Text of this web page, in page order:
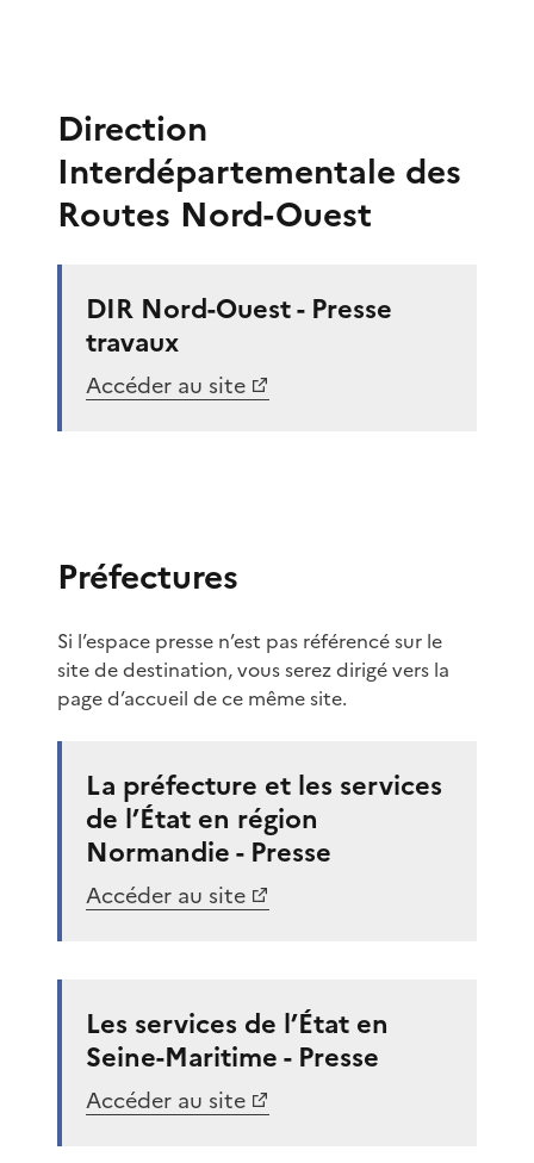
Direction
Interdépartementale des
Routes Nord-Ouest
DIR Nord-Ouest - Presse
travaux
Accéder au site
Préfectures
Si l’espace presse n’est pas référencé sur le
site de destination, vous serez dirigé vers la
page d’accueil de ce même site.
La préfecture et les services
de l’État en région
Normandie - Presse
Accéder au site
Les services de l’État en
Seine-Maritime - Presse
Accéder au site